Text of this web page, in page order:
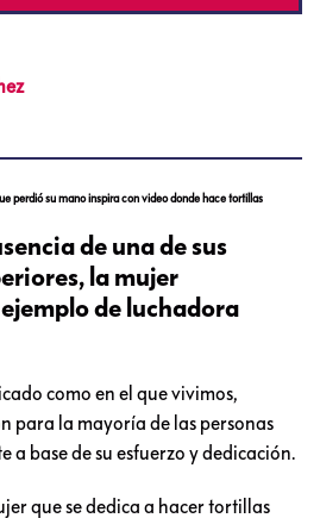
perdió su mano inspira con video donde hace tortillas
de una de sus
la mujer
de luchadora
como en el que vivimos,
para la mayoría de las personas
a base de su esfuerzo y dedicación.
que se dedica a hacer tortillas